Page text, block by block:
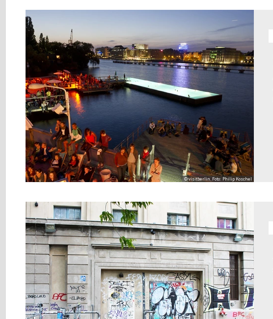
© visitberlin, Foto: Philip Koschel